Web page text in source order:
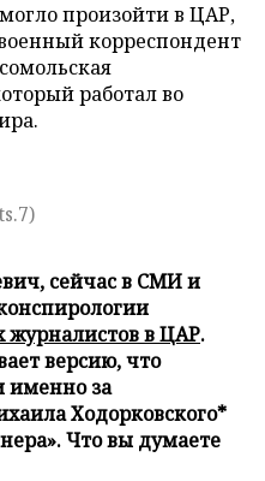
произойти в ЦАР,
корреспондент
работал во
сейчас в СМИ и
журналистов в ЦАР.
версию, что
именно за
Ходорковского*
Что вы думаете